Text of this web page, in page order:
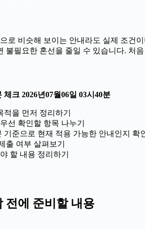
로 비슷해 보이는 안내라도 실제 조건
불필요한 혼선을 줄일 수 있습니다. 처
크 2026년07월06일 03시40분
을 먼저 정리하기
선 확인할 항목 나누기
기준으로 현재 적용 가능한 안내인지 확
출 여부 살펴보기
할 내용 정리하기
전에 준비할 내용